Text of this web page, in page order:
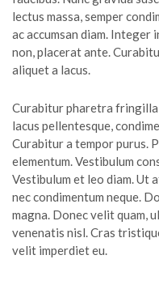
lectus massa, semper
ac accumsan diam. Integer
non, placerat ante.
aliquet a lacus.
Curabitur pharetra
lacus pellentesque,
Curabitur a tempor purus.
elementum. Vestibulum
Vestibulum et leo diam. Ut
nec condimentum neque.
magna. Donec velit quam,
venenatis nisl. Cras
velit imperdiet eu.